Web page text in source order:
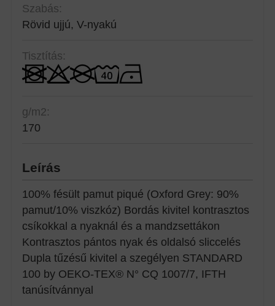
Szabás:
Rövid ujjú, V-nyakú
Tisztítás:
g/m2:
170
Leírás
100% fésült pamut piqué (Oxford Grey: 90%
pamut/10% viszkóz) Bordás kivitel kontrasztos
csíkokkal a nyaknál és a mandzsettákon
Kontrasztos pántos nyak és oldalsó sliccelés
Dupla tűzésű kivitel a szegélyen STANDARD
100 by OEKO-TEX® N° CQ 1007/7, IFTH
tanúsítvánnyal